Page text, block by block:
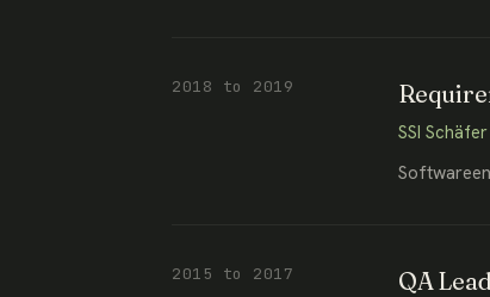
2018 to 2019
SSI
2015 to 2017 QA Lead